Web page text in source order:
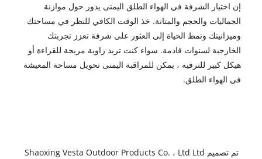
إن اختيار الشرفة في الهواء الطلق اليمنى يدور حول موازنة
الجماليات والحجم والمتانة. خذ الوقت الكافي للنظر في مساحتك
وميزانيتك ونمط الحياة إلى العثور على شرفة تعزز تجربتك
الخارجية لسنوات قادمة. سواء كنت تريد زاوية مريحة للقراءة أو
هيكل كبير للترفيه ، يمكن للمراقبة اليمنى تحويل مساحة المعيشة
في الهواء الطلق.
تم تصميم Shaoxing Vesta Outdoor Products Co. ، Ltd Ltd